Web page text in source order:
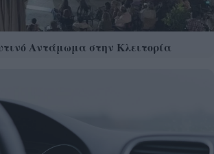
Αντάμωμα στην Κλειτορία